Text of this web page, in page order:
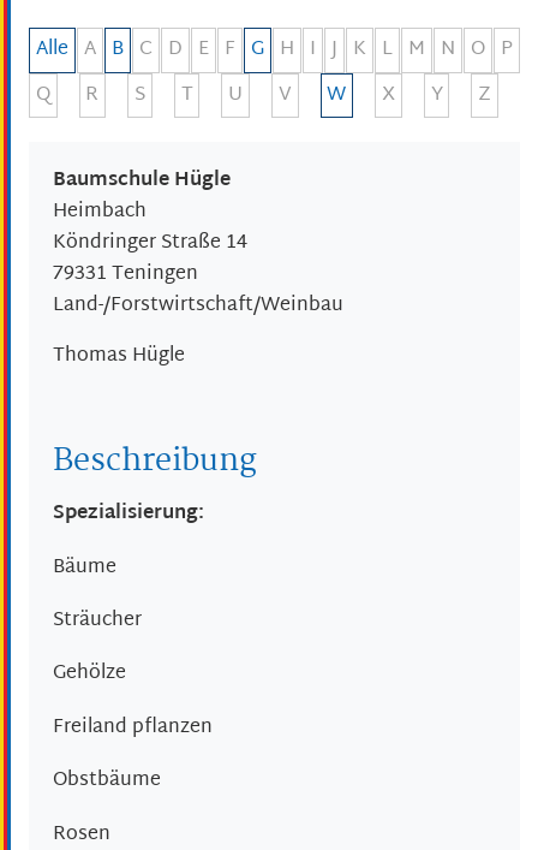
Alle A B C D E F G H I J K L M N O P
Q
R S T U V W X Y Z
Baumschule Hügle
Heimbach
Köndringer Straße 14
79331Teningen
Land-/Forstwirtschaft/Weinbau
Thomas Hügle
Beschreibung
Spezialisierung:
Bäume
Sträucher
Gehölze
Freiland pflanzen
Obstbäume
Rosen